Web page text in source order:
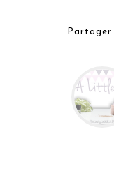
Partager: